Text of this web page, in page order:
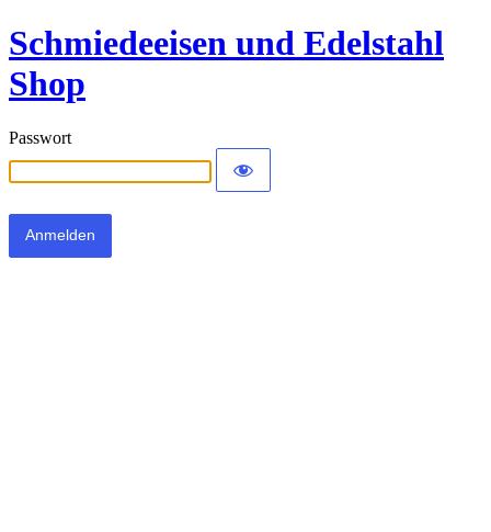
Schmiedeeisen und Edelstahl
Shop
Passwort